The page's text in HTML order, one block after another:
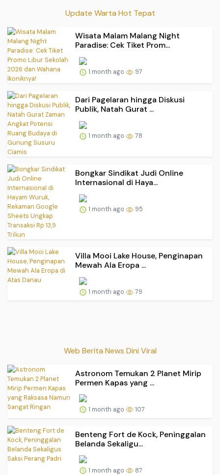
Update Warta Hot Tepat
Wisata Malam Malang Night
Paradise: Cek Tiket Prom...
1 month ago 97
Dari Pagelaran hingga Diskusi
Publik, Natah Gurat ...
1 month ago 78
Bongkar Sindikat Judi Online
Internasional di Haya...
1 month ago 95
Villa Mooi Lake House, Penginapan
Mewah Ala Eropa ...
1 month ago 79
Web Berita News Dini Viral
Astronom Temukan 2 Planet Mirip
Permen Kapas yang ...
1 month ago 107
Benteng Fort de Kock, Peninggalan
Belanda Sekaligu...
1 month ago 87